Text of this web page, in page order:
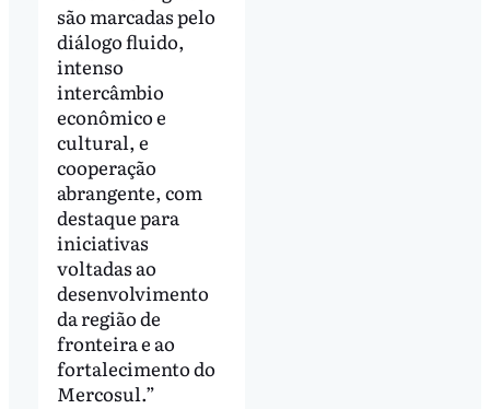
são marcadas pelo
diálogo fluido,
intenso
intercâmbio
econômico e
cultural, e
cooperação
abrangente, com
destaque para
iniciativas
voltadas ao
desenvolvimento
da região de
fronteira e ao
fortalecimento do
Mercosul.”